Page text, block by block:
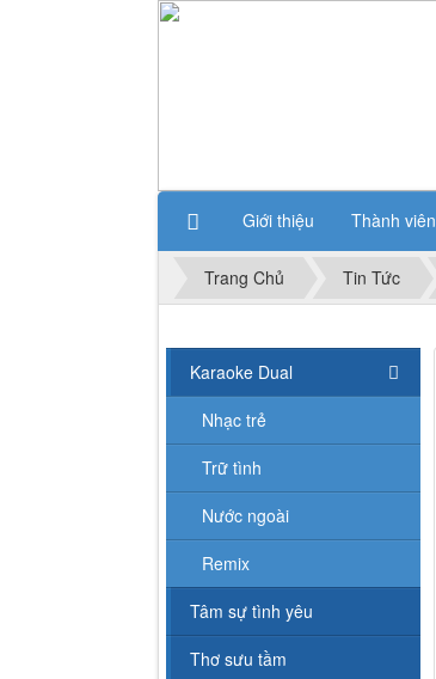
Giới thiệu Thành viên
Trang Chủ Tin Tức
Karaoke Dual
Nhạc trẻ
Trữ tình
Nước ngoài
Remix
Tâm sự tình yêu
Thơ sưu tầm